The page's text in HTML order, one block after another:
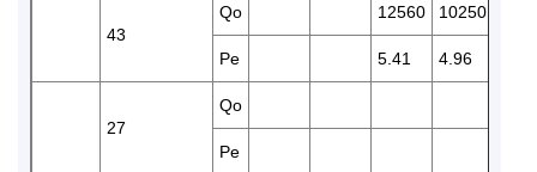
43
Qo 12560 10250
Pe 5.41 4.96
27
Qo
Pe